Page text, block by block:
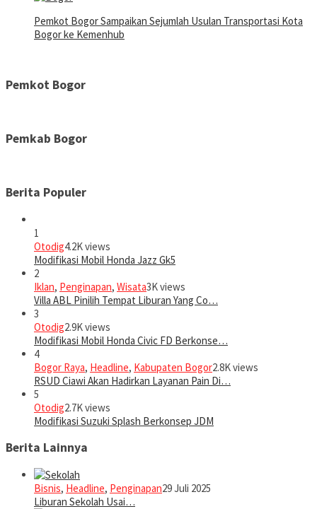
Pemkot Bogor Sampaikan Sejumlah Usulan Transportasi Kota
Bogor ke Kemenhub
Pemkot Bogor
Pemkab Bogor
Berita Populer
1
Otodig4.2K views
Modifikasi Mobil Honda Jazz Gk5
2
Iklan, Penginapan, Wisata3K views
Villa ABL Pinilih Tempat Liburan Yang Co…
3
Otodig2.9K views
Modifikasi Mobil Honda Civic FD Berkonse…
4
Bogor Raya, Headline, Kabupaten Bogor2.8K views
RSUD Ciawi Akan Hadirkan Layanan Pain Di…
5
Otodig2.7K views
Modifikasi Suzuki Splash Berkonsep JDM
Berita Lainnya
Bisnis, Headline, Penginapan29 Juli 2025
Liburan Sekolah Usai…